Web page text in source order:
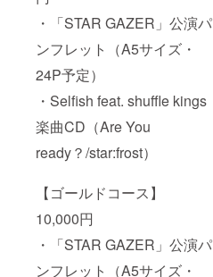
・「STAR GAZER」公演パ
ンフレット（A5サイズ・
24P予定）
・Selfish feat. shuffle kings
楽曲CD（Are You
ready？/star:frost）
【ゴールドコース】
10,000円
・「STAR GAZER」公演パ
ンフレット（A5サイズ・